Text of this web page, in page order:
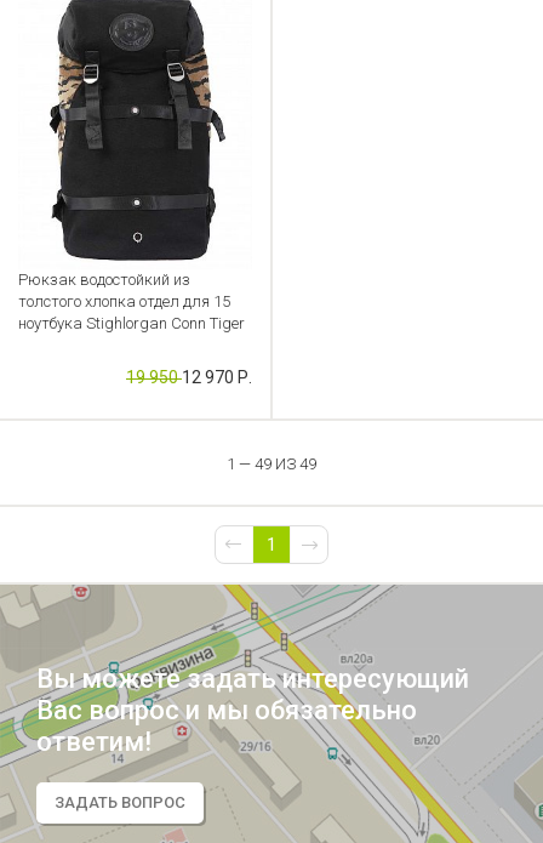
Рюкзак водостойкий из
толстого хлопка отдел для 15
ноутбука Stighlorgan Conn Tiger
Артикул: CB000027863
19 95012 970 Р.
1 — 49 ИЗ 49
1
Вы можете задать интересующий
Вас вопрос и мы обязательно
ответим!
ЗАДАТЬ ВОПРОС